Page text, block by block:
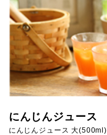
にんじんジュース
にんじんジュース 大(500ml)